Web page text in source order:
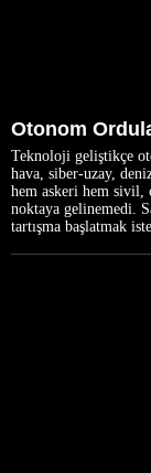
Otonom
Teknoloji geliştikçe
hava, siber-uzay,
hem askeri hem sivil,
noktaya gelinemedi.
tartışma başlatmak